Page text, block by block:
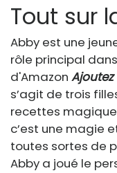
Tout sur
Abby est une
rôle principal
d'Amazon
s’agit de trois
recettes
c’est une magie
toutes sortes de
Abby a joué le